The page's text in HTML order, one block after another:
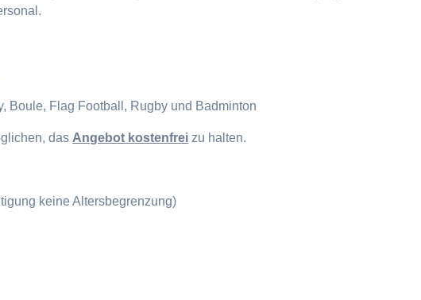
Boule, Flag Football, Rugby und Badminton
das Angebot kostenfrei zu halten.
keine Altersbegrenzung)